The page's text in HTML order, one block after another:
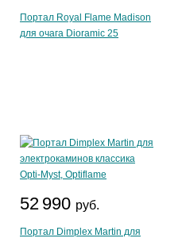
Портал Royal Flame Madison
для очага Dioramic 25
52 990 руб.
Портал Dimplex Martin для